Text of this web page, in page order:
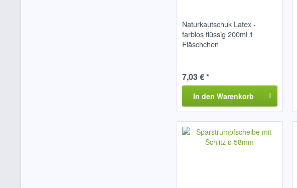
Naturkautschuk Latex -
farblos flüssig 200ml 1
Fläschchen
7,03 € *
In den Warenkorb